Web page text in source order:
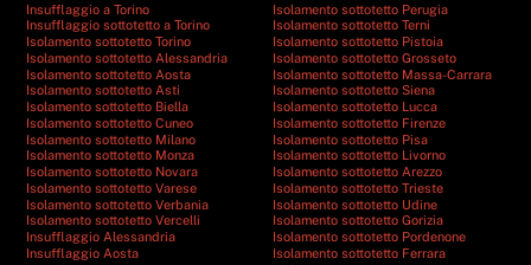
Insufflaggio a Torino
Insufflaggio sottotetto a Torino
Isolamento sottotetto Torino
Isolamento sottotetto Alessandria
Isolamento sottotetto Aosta
Isolamento sottotetto Asti
Isolamento sottotetto Biella
Isolamento sottotetto Cuneo
Isolamento sottotetto Milano
Isolamento sottotetto Monza
Isolamento sottotetto Novara
Isolamento sottotetto Varese
Isolamento sottotetto Verbania
Isolamento sottotetto Vercelli
Insufflaggio Alessandria
Insufflaggio Aosta
Isolamento sottotetto Perugia
Isolamento sottotetto Terni
Isolamento sottotetto Pistoia
Isolamento sottotetto Grosseto
Isolamento sottotetto Massa-Carrara
Isolamento sottotetto Siena
Isolamento sottotetto Lucca
Isolamento sottotetto Firenze
Isolamento sottotetto Pisa
Isolamento sottotetto Livorno
Isolamento sottotetto Arezzo
Isolamento sottotetto Trieste
Isolamento sottotetto Udine
Isolamento sottotetto Gorizia
Isolamento sottotetto Pordenone
Isolamento sottotetto Ferrara